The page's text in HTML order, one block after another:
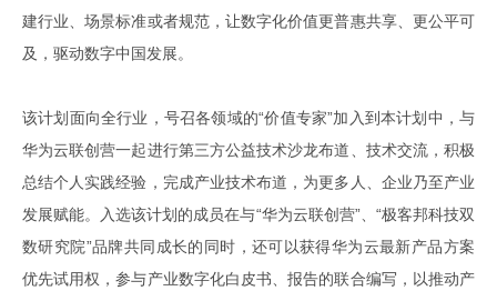
建行业、场景标准或者规范，让数字化价值更普惠共享、更公平可
及，驱动数字中国发展。
该计划面向全行业，号召各领域的“价值专家”加入到本计划中，与
华为云联创营一起进行第三方公益技术沙龙布道、技术交流，积极
总结个人实践经验，完成产业技术布道，为更多人、企业乃至产业
发展赋能。入选该计划的成员在与“华为云联创营”、“极客邦科技双
数研究院”品牌共同成长的同时，还可以获得华为云最新产品方案
优先试用权，参与产业数字化白皮书、报告的联合编写，以推动产